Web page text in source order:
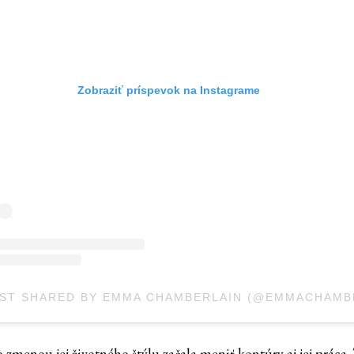
Zobraziť príspevok na Instagrame